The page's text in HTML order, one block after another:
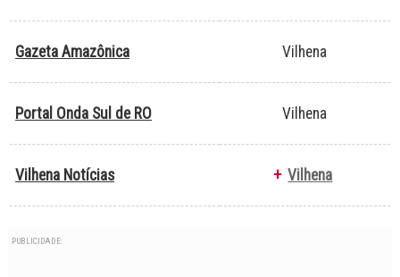
Gazeta Amazônica Vilhena
Portal Onda Sul de RO Vilhena
Vilhena Notícias + Vilhena
PUBLICIDADE: